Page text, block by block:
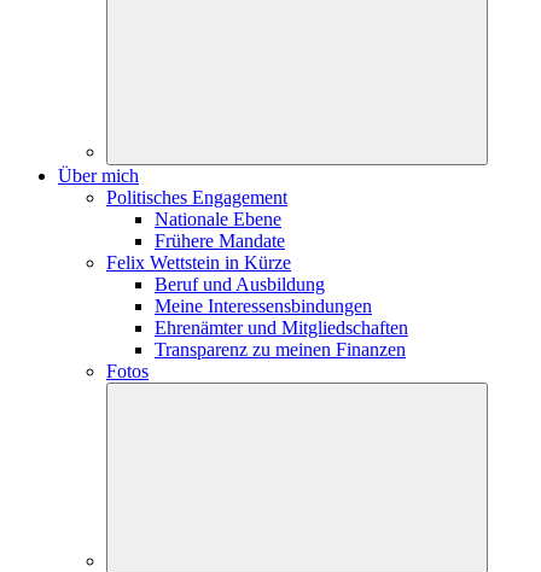
Über mich
Politisches Engagement
Nationale Ebene
Frühere Mandate
Felix Wettstein in Kürze
Beruf und Ausbildung
Meine Interessensbindungen
Ehrenämter und Mitgliedschaften
Transparenz zu meinen Finanzen
Fotos